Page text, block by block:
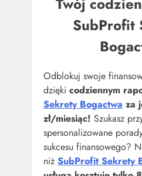
SubProfit
Odblokuj swoje
dzięki codziennym
Sekrety Bogactwa za
zł/miesiąc! Szukasz
spersonalizowane
sukcesu finansowego?
niż SubProfit Sekrety